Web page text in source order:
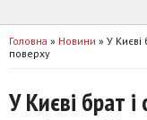
Головна » Новини » У Києві
поверху
У Києві брат і